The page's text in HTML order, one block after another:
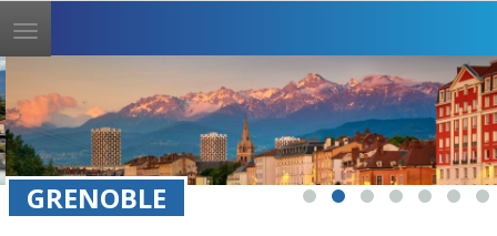
Toggle
navigation
GRENOBLE